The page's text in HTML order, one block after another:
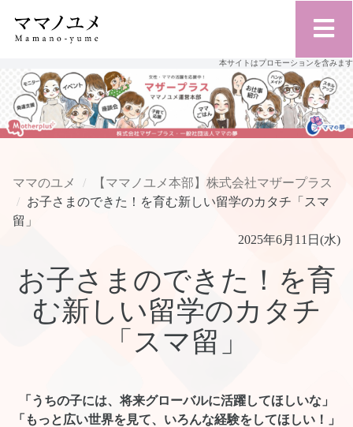
本サイトはプロモーションを含みます
ママのユメ
【ママノユメ本部】株式会社マザープラス
お子さまのできた！を育む新しい留学のカタチ「スマ
留」
2025年6月11日(水)
お子さまのできた！を育
む新しい留学のカタチ
「スマ留」
「うちの子には、将来グローバルに活躍してほしいな」
「もっと広い世界を見て、いろんな経験をしてほしい！」